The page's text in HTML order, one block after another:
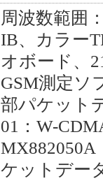
周波数範囲
IB、カラー
オボード、
GSM測定ソ
部パケット
01：W-
ケットデー